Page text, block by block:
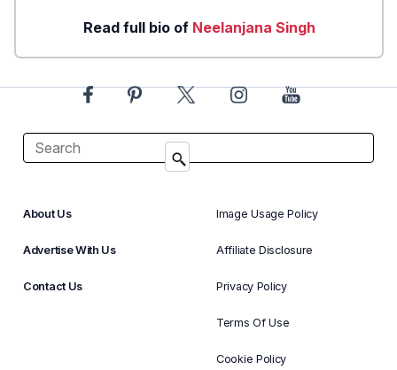
Read full bio of Neelanjana Singh
About Us
Advertise With Us
Contact Us
Image Usage Policy
Affiliate Disclosure
Privacy Policy
Terms Of Use
Cookie Policy